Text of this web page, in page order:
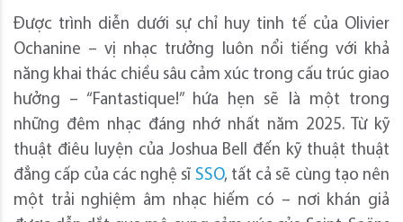
Được trình diễn dưới sự chỉ huy tinh tế của Olivier
Ochanine – vị nhạc trưởng luôn nổi tiếng với khả
năng khai thác chiều sâu cảm xúc trong cấu trúc giao
hưởng – “Fantastique!” hứa hẹn sẽ là một trong
những đêm nhạc đáng nhớ nhất năm 2025. Từ kỹ
thuật điêu luyện của Joshua Bell đến kỹ thuật thuật
đẳng cấp của các nghệ sĩ SSO, tất cả sẽ cùng tạo nên
một trải nghiệm âm nhạc hiếm có – nơi khán giả